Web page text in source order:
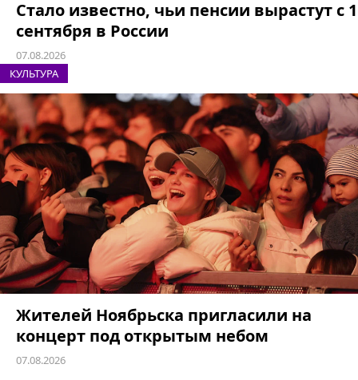
Стало известно, чьи пенсии вырастут с 1
сентября в России
07.08.2026
КУЛЬТУРА
Жителей Ноябрьска пригласили на
концерт под открытым небом
07.08.2026